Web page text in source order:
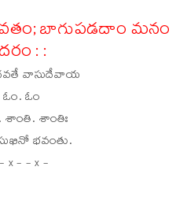
బాగుపడదాం మనం
: :
వాసుదేవాయ
ఓం
శాంతి. శాంతిః
భవంతు.
x - - x -